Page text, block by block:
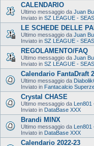
CALENDARIO
Ultimo messaggio da Juan
Inviato in SZ LEAGUE -
LE SCHEDE DELLE
Ultimo messaggio da Juan
Inviato in SZ LEAGUE -
REGOLAMENTO/FAQ
Ultimo messaggio da Juan
Inviato in SZ LEAGUE -
Calendario FantaDraft
Ultimo messaggio da
Inviato in Fantacalcio
Crystal CHASE
Ultimo messaggio da Len801
Inviato in DataBase XXX
Brandi MINX
Ultimo messaggio da Len801
Inviato in DataBase XXX
Calendario 2022-23